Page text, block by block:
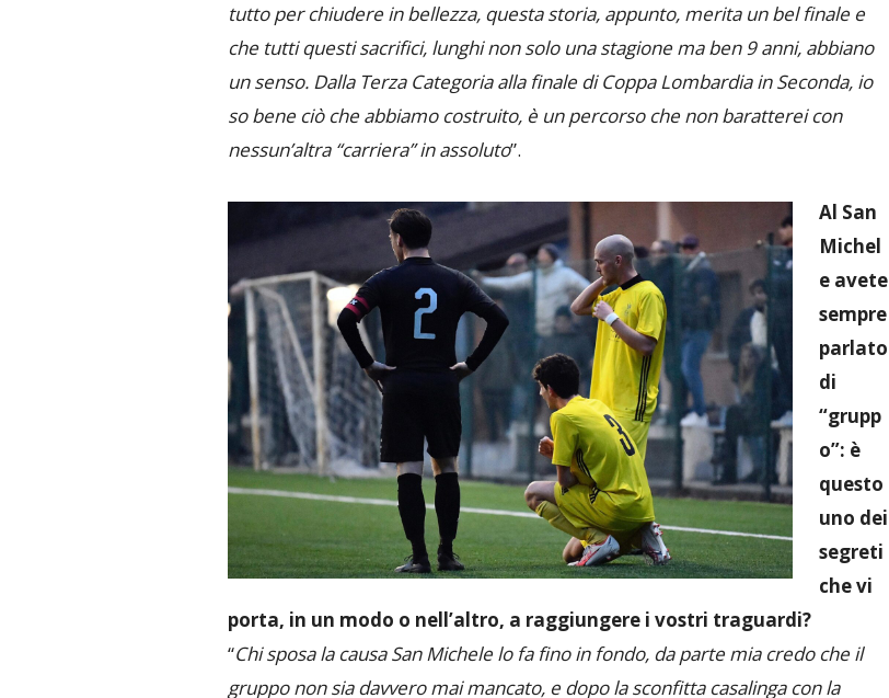
tutto per chiudere in bellezza, questa storia, appunto, merita un bel finale e
che tutti questi sacrifici, lunghi non solo una stagione ma ben 9 anni, abbiano
un senso. Dalla Terza Categoria alla finale di Coppa Lombardia in Seconda, io
so bene ciò che abbiamo costruito, è un percorso che non baratterei con
nessun’altra “carriera” in assoluto”.
Al San
Michel
e avete
sempre
parlato
di
“grupp
o”: è
questo
uno dei
segreti
che vi
porta, in un modo o nell’altro, a raggiungere i vostri traguardi?
“Chi sposa la causa San Michele lo fa fino in fondo, da parte mia credo che il
gruppo non sia davvero mai mancato, e dopo la sconfitta casalinga con la